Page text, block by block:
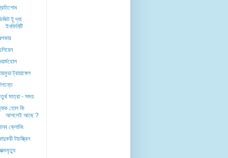
টু দ্যা
ইনফিনিটি
ট্রায়াঙ্গেল
মাত্রা - সময়
হোল কি
আসলেই আছে ?
ক্লোনিং
টাচস্ক্রিন